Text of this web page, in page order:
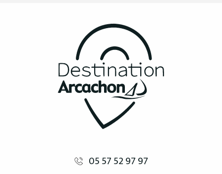
05 57 52 97 97